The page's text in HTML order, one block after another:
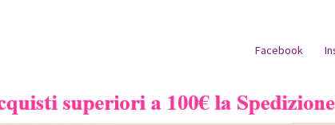
Facebook